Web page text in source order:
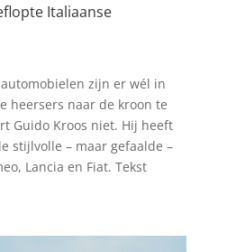
Italiaanse
zijn er wél in
heersers naar de kroon te
Guido Kroos niet. Hij heeft
stijlvolle – maar gefaalde –
Lancia en Fiat. Tekst